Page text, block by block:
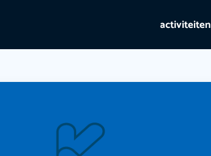
activiteiten